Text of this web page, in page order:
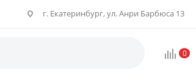
г. Екатеринбург, ул. Анри Барбюса 13
0